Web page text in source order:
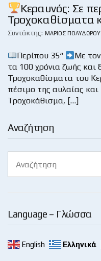
Αναζήτηση
for:
Language – Γλώσσα
English Ελληνικά
Κεραυνός: Σε
Τροχοκαθίσματα
Συντάκτης: ΜΆΡΙΟΣ ΠΟΛΥΔΏΡΟΥ
Περίπου 35“
Με
τα 100 χρόνια ζωής
Τροχοκαθίσματα του
πέσιμο της αυλαίας
Τροχοκάθισμα, […]